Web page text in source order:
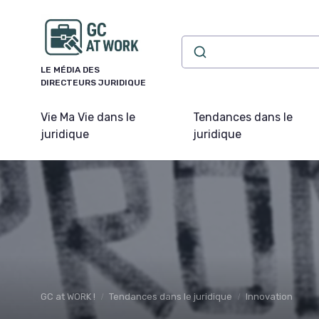
LE MÉDIA DES
DIRECTEURS JURIDIQUE
Vie Ma Vie dans le
juridique
Tendances dans le
juridique
GC at WORK ! Tendances dans le juridique Innovation